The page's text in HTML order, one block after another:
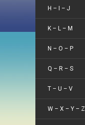
H – I – J
K – L – M
N – O – P
Q – R – S
T – U – V
W – X – Y – Z